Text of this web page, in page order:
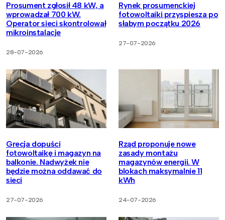
Prosument zgłosił 48 kW, a
wprowadzał 700 kW.
Operator sieci skontrolował
mikroinstalacje
28-07-2026
Rynek prosumenckiej
fotowoltaiki przyspiesza po
słabym początku 2026
27-07-2026
Grecja dopuści
fotowoltaikę i magazyn na
balkonie. Nadwyżek nie
będzie można oddawać do
sieci
27-07-2026
Rząd proponuje nowe
zasady montażu
magazynów energii. W
blokach maksymalnie 11
kWh
24-07-2026